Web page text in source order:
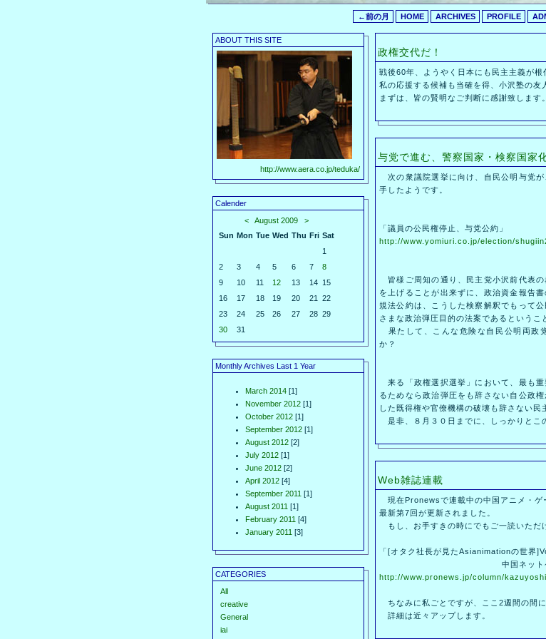
←前の月 HOME ARCHIVES PROFILE
ABOUT THIS SITE
http://www.aera.co.jp/teduka/
Calender
<
August 2009
>
Sun Mon Tue Wed Thu Fri Sat
1
2
3 4 5 6 7
8
9
10 11 12 13 14 15
16
17 18 19 20 21
22
23
24 25 26 27 28 29
30
31
Monthly Archives Last 1 Year
March 2014 [1]
November 2012 [1]
October 2012 [1]
September 2012 [1]
August 2012 [2]
July 2012 [1]
June 2012 [2]
April 2012 [4]
September 2011 [1]
August 2011 [1]
February 2011 [4]
January 2011 [3]
CATEGORIES
All
creative
General
iai
政権交代だ！
戦後60年、ようやく日本にも民主主義が根
私の応援する候補も当確を得、小沢塾の友
まずは、皆の賢明なご判断に感謝致します。
与党で進む、警察国家・検察国家
次の衆議院選挙に向け、自民公明与党
手したようです。
「議員の公民権停止、与党公約」
http://www.yomiuri.co.jp/election/
皆様ご周知の通り、民主党小沢前代表
を上げることが出来ずに、政治資金報告
規法公約は、こうした検察解釈でもって
さまな政治弾圧目的の法案であるというこ
果たして、こんな危険な自民公明両政
か？
来る「政権選択選挙」において、最も
るためなら政治弾圧をも辞さない自公政
した既得権や官僚機構の破壊も辞さない民
是非、８月３０日までに、しっかりとこ
Web雑誌連載
現在Pronewsで連載中の中国アニメ・ゲ
最新第7回が更新されました。
もし、お手すきの時にでもご一読いただ
「[オタク社長が見たAsianimationの世界
中国ネットゲーム事
http://www.pronews.jp/column/
ちなみに私ごとですが、ここ2週間の間
詳細は近々アップします。